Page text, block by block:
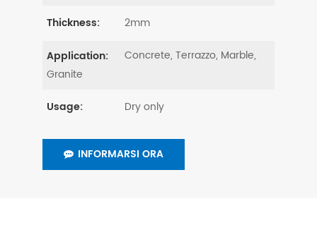
Thickness: 2mm
Application:
Concrete, Terrazzo, Marble,
Granite
Usage: Dry only
INFORMARSI ORA